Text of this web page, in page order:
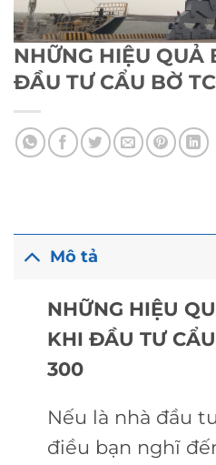
NHỮNG HIỆU QUẢ
ĐẦU TƯ CẨU BỜ
Mô tả
NHỮNG HIỆU
KHI ĐẦU TƯ
300
Nếu là nhà đầu
điều bạn nghĩ